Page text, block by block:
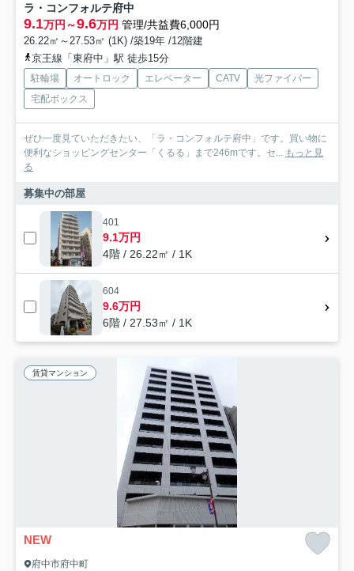
ラ・コンフォルテ府中
9.1万円～9.6万円 管理/共益費6,000円
26.22㎡～27.53㎡ (1K) /築19年 /12階建
京王線「東府中」駅 徒歩15分
駐輪場 オートロック エレベーター CATV
光ファイバー
宅配ボックス
ぜひ一度見ていただきたい、「ラ・コンフォルテ府中」です。買い物に
便利なショッピングセンター「くるる」まで246mです。セ...
もっと見
る
募集中の部屋
401
9.1万円
4階 / 26.22㎡ / 1K
604
9.6万円
6階 / 27.53㎡ / 1K
賃貸マンション
NEW
府中市府中町